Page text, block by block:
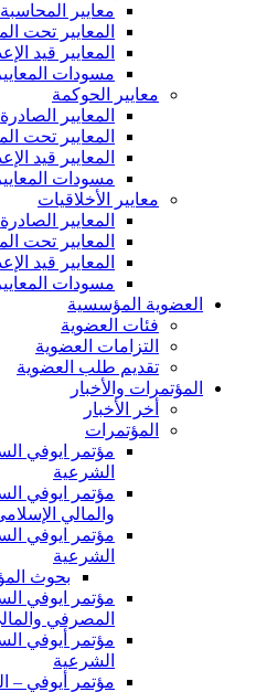
معايير
المعايير تحت
المعايير قيد
مسودات المعايير
معايير الحوكمة
المعايير الصادرة
المعايير تحت
المعايير قيد
مسودات المعايير
معايير الأخلاقيات
المعايير الصادرة
المعايير تحت
المعايير قيد
مسودات المعايير
العضوية المؤسسية
فئات العضوية
التزامات العضوية
تقديم طلب العضوية
المؤتمرات والأخبار
أخر الأخبار
المؤتمرات
مؤتمر ايوفي
الشرعية
مؤتمر ايوفي
والمالي
مؤتمر ايوفي
الشرعية
بحوث
مؤتمر ايوفي
المصرفي
مؤتمر أيوفي
الشرعية
مؤتمر أيوفي –